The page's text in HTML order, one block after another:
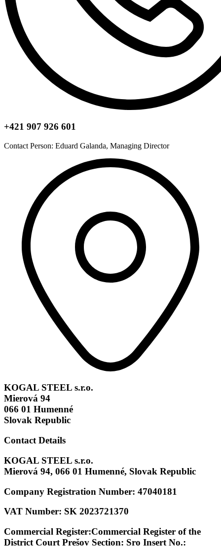
+421 907 926 601
Contact Person: Eduard Galanda, Managing Director
KOGAL STEEL s.r.o.
Mierová 94
066 01 Humenné
Slovak Republic
Contact Details
KOGAL STEEL s.r.o.
Mierová 94, 066 01 Humenné, Slovak Republic
Company Registration Number: 47040181
VAT Number: SK 2023721370
Commercial Register:Commercial Register of the
District Court Prešov Section: Sro Insert No.: